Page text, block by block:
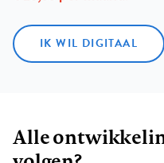
IK WIL DIGITAAL
Alle